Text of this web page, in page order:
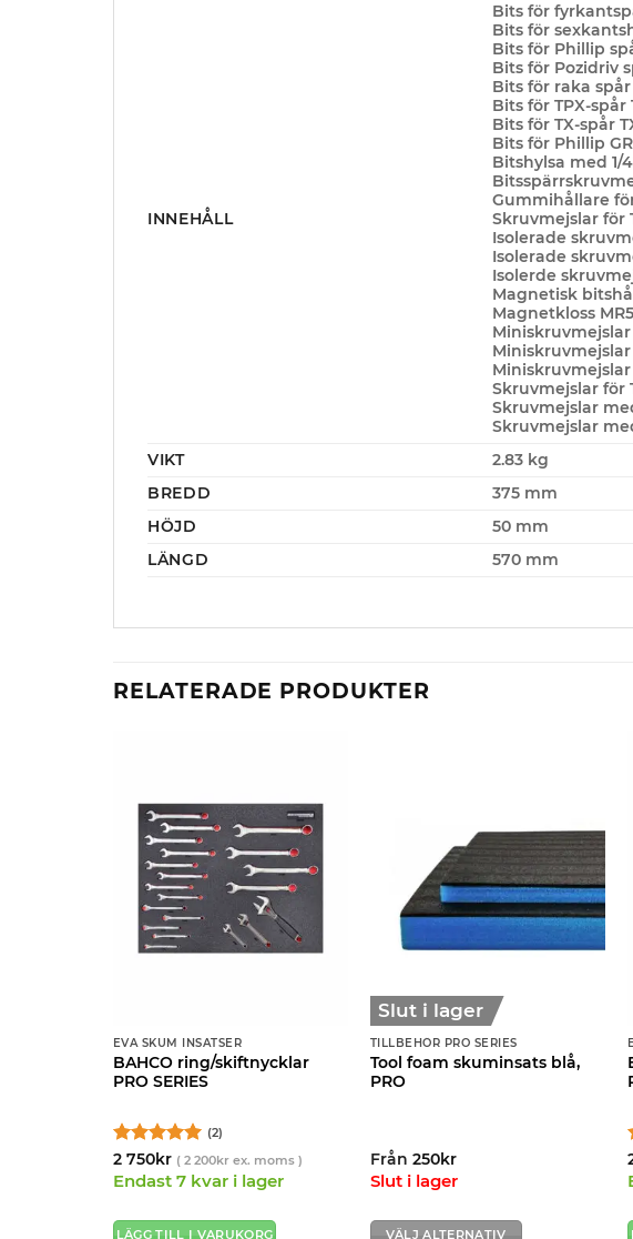
INNEHÅLL
Bits för
Bits för
Bits för Phillip
Bits för Pozidriv
Bits för raka spår
Bits för TPX-spår
Bits för TX-spår
Bits för Phillip
Bitshylsa med 1/
Gummihållare
Skruvmejslar för
Isolerade
Isolerade
Isolerde
Magnetisk
Magnetkloss
Miniskruvmejslar
Miniskruvmejslar
Miniskruvmejslar
Skruvmejslar för
Skruvmejslar
Skruvmejslar
VIKT
2.83 kg
BREDD
375 mm
HÖJD
50 mm
LÄNGD
570 mm
RELATERADE PRODUKTER
EVA SKUM INSATSER
BAHCO ring/skiftnycklar
PRO SERIES
Betygsatt5
av 5
(2)
2 750kr ( 2 200krex. moms )
Endast 7 kvar i lager
LÄGG TILL I VARUKORG
Slut i lager
TILLBEHÖR PRO SERIES
Tool foam skuminsats blå,
PRO
Från 250kr
Slut i lager
VÄLJ ALTERNATIV